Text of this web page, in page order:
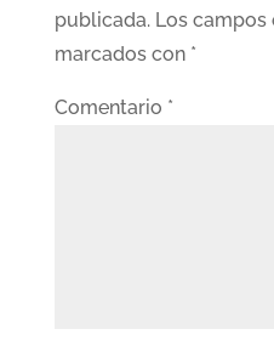
publicada. Los
marcados con *
Comentario *